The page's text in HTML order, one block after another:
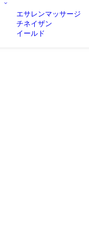
エサレンマッサージ
チネイザン
イールド